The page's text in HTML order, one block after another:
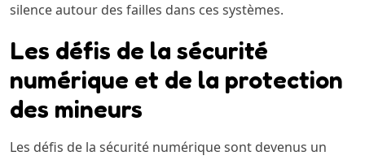
silence autour des failles dans ces systèmes.
Les défis de la sécurité
numérique et de la protection
des mineurs
Les défis de la sécurité numérique sont devenus un